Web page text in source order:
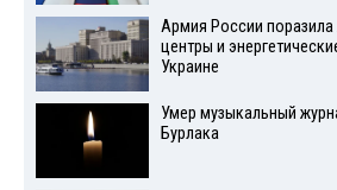
Армия России поразила
центры и
Украине
Умер музыкальный
Бурлака